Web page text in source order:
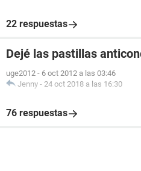
22 respuestas
Dejé las pastillas
uge2012 - 6 oct 2012 a las 03:46
Jenny - 24 oct 2018 a las 16:30
76 respuestas